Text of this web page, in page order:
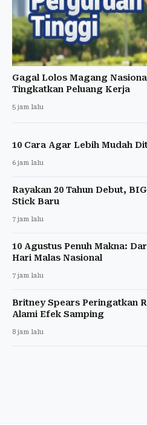
Gagal Lolos Magang
Tingkatkan Peluang Kerja
5 jam lalu
10 Cara Agar Lebih Mudah
6 jam lalu
Rayakan 20 Tahun Debut,
Stick Baru
7 jam lalu
10 Agustus Penuh Makna:
Hari Malas Nasional
7 jam lalu
Britney Spears Peringatkan
Alami Efek Samping
8 jam lalu